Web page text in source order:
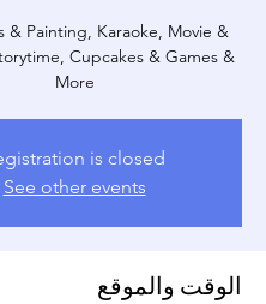
& Painting, Karaoke, Movie &
Cupcakes & Games &
More
is closed
See other events
الوقت والموقع